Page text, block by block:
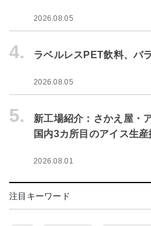
2026.08.05
4. ラベルレスPET飲料、バ
2026.08.05
5.
新工場紹介：さかえ屋・
国内3カ所目のアイス生産
2026.08.01
注目キーワード